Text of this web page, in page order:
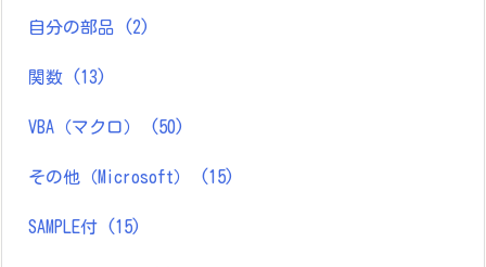
自分の部品 (2)
関数 (13)
VBA（マクロ） (50)
その他（Microsoft） (15)
SAMPLE付 (15)